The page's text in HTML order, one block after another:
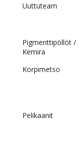
Uuttuteam
Pigmenttipöllöt /
Kemira
Korpimetso
Pelikaanit